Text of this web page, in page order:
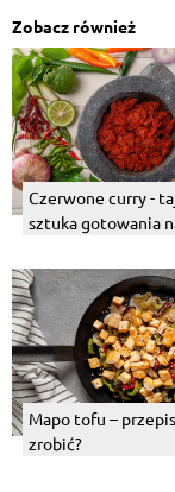
Zobacz również
Czerwone curry -
sztuka gotowania
Mapo tofu –
zrobić?